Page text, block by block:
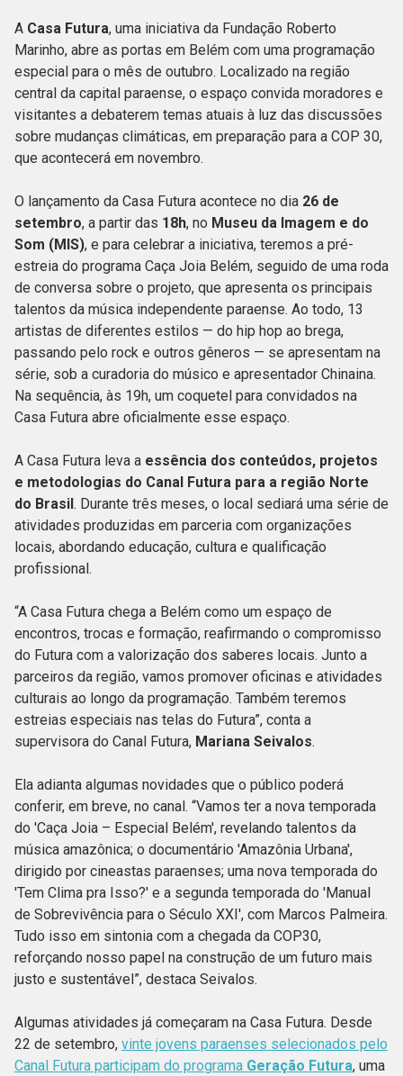
A Casa Futura, uma iniciativa da Fundação Roberto
Marinho, abre as portas em Belém com uma programação
especial para o mês de outubro. Localizado na região
central da capital paraense, o espaço convida moradores e
visitantes a debaterem temas atuais à luz das discussões
sobre mudanças climáticas, em preparação para a COP 30,
que acontecerá em novembro.
O lançamento da Casa Futura acontece no dia 26 de
setembro, a partir das 18h, no Museu da Imagem e do
Som (MIS), e para celebrar a iniciativa, teremos a pré-
estreia do programa Caça Joia Belém, seguido de uma roda
de conversa sobre o projeto, que apresenta os principais
talentos da música independente paraense. Ao todo, 13
artistas de diferentes estilos — do hip hop ao brega,
passando pelo rock e outros gêneros — se apresentam na
série, sob a curadoria do músico e apresentador Chinaina.
Na sequência, às 19h, um coquetel para convidados na
Casa Futura abre oficialmente esse espaço.
A Casa Futura leva a essência dos conteúdos, projetos
e metodologias do Canal Futura para a região Norte
do Brasil. Durante três meses, o local sediará uma série de
atividades produzidas em parceria com organizações
locais, abordando educação, cultura e qualificação
profissional.
“A Casa Futura chega a Belém como um espaço de
encontros, trocas e formação, reafirmando o compromisso
do Futura com a valorização dos saberes locais. Junto a
parceiros da região, vamos promover oficinas e atividades
culturais ao longo da programação. Também teremos
estreias especiais nas telas do Futura”, conta a
supervisora do Canal Futura, Mariana Seivalos.
Ela adianta algumas novidades que o público poderá
conferir, em breve, no canal. “Vamos ter a nova temporada
do 'Caça Joia – Especial Belém', revelando talentos da
música amazônica; o documentário 'Amazônia Urbana',
dirigido por cineastas paraenses; uma nova temporada do
'Tem Clima pra Isso?' e a segunda temporada do 'Manual
de Sobrevivência para o Século XXI', com Marcos Palmeira.
Tudo isso em sintonia com a chegada da COP30,
reforçando nosso papel na construção de um futuro mais
justo e sustentável”, destaca Seivalos.
Algumas atividades já começaram na Casa Futura. Desde
22 de setembro, vinte jovens paraenses selecionados pelo
Canal Futura participam do programa Geração Futura, uma